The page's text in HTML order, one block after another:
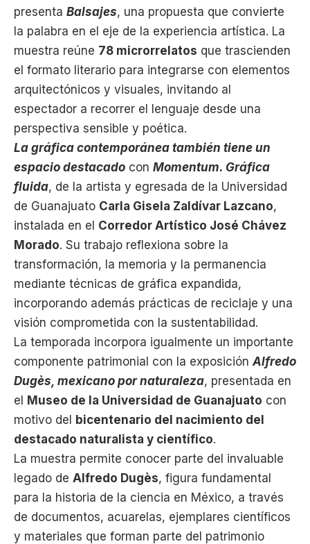
presenta Balsajes, una propuesta que convierte
la palabra en el eje de la experiencia artística. La
muestra reúne 78 microrrelatos que trascienden
el formato literario para integrarse con elementos
arquitectónicos y visuales, invitando al
espectador a recorrer el lenguaje desde una
perspectiva sensible y poética.
La gráfica contemporánea también tiene un
espacio destacado con Momentum. Gráfica
fluida, de la artista y egresada de la Universidad
de Guanajuato Carla Gisela Zaldívar Lazcano,
instalada en el Corredor Artístico José Chávez
Morado. Su trabajo reflexiona sobre la
transformación, la memoria y la permanencia
mediante técnicas de gráfica expandida,
incorporando además prácticas de reciclaje y una
visión comprometida con la sustentabilidad.
La temporada incorpora igualmente un importante
componente patrimonial con la exposición Alfredo
Dugès, mexicano por naturaleza, presentada en
el Museo de la Universidad de Guanajuato con
motivo del bicentenario del nacimiento del
destacado naturalista y científico.
La muestra permite conocer parte del invaluable
legado de Alfredo Dugès, figura fundamental
para la historia de la ciencia en México, a través
de documentos, acuarelas, ejemplares científicos
y materiales que forman parte del patrimonio